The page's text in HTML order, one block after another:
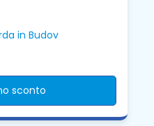
in Budov
sconto